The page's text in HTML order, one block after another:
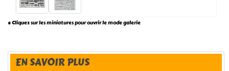
* Cliquez sur les miniatures pour ouvrir le mode galerie
EN SAVOIR PLUS